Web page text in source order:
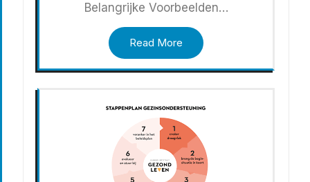
Belangrijke Voorbeelden…
Read More